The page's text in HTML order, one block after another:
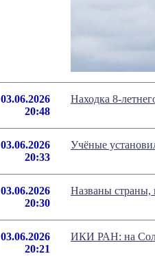
03.06.2026
20:48
Находка 8-
03.06.2026
20:33
Учёные
03.06.2026
20:30
Названы страны,
03.06.2026
20:21
ИКИ РАН: на